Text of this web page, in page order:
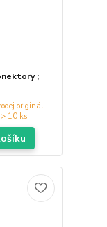
;
originál
> 10 ks